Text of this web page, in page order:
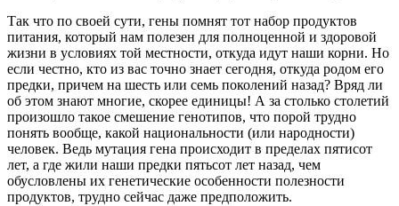
Так что по своей сути, гены помнят тот набор продуктов
питания, который нам полезен для полноценной и здоровой
жизни в условиях той местности, откуда идут наши корни. Но
если честно, кто из вас точно знает сегодня, откуда родом его
предки, причем на шесть или семь поколений назад? Вряд ли
об этом знают многие, скорее единицы! А за столько столетий
произошло такое смешение генотипов, что порой трудно
понять вообще, какой национальности (или народности)
человек. Ведь мутация гена происходит в пределах пятисот
лет, а где жили наши предки пятьсот лет назад, чем
обусловлены их генетические особенности полезности
продуктов, трудно сейчас даже предположить.